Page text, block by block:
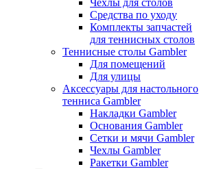
Чехлы для столов
Средства по уходу
Комплекты запчастей
для теннисных столов
Теннисные столы Gambler
Для помещений
Для улицы
Аксессуары для настольного
тенниса Gambler
Накладки Gambler
Основания Gambler
Сетки и мячи Gambler
Чехлы Gambler
Ракетки Gambler